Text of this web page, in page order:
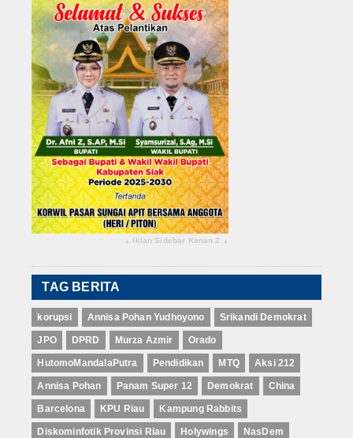
▴ Iklan Sidebar Kanan 2 ▴
TAG BERITA
korupsi Annisa Pohan Yudhoyono Srikandi Demokrat
JPO DPRD Murza Azmir Orado
HutomoMandalaPutra Pendidikan MTQ Aksi 212
Annisa Pohan Panam Super 12 Demokrat China
Barcelona KPU Riau Kampung Rabbits
Diskominfotik Provinsi Riau Holywings NasDem